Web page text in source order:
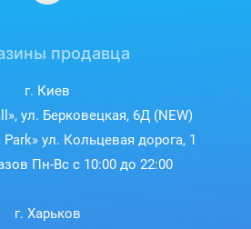
продавца
г. Киев
ул. Берковецкая, 6Д (NEW)
ул. Кольцевая дорога, 1
Пн-Вс с 10:00 до 22:00
г. Харьков